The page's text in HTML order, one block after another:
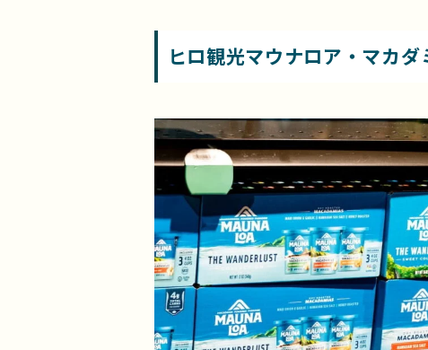
ヒロ観光マウナロア・マカ